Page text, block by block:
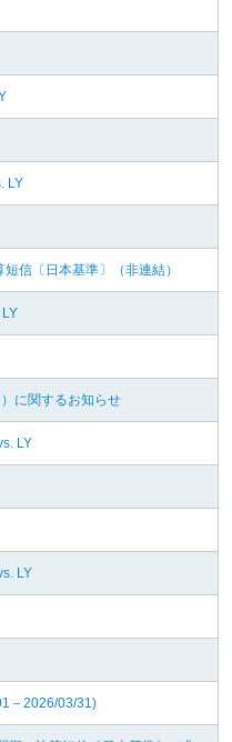
LY
信〔日本基準〕（非連結）
に関するお知らせ
LY
LY
－2026/03/31)